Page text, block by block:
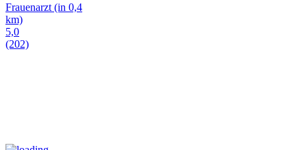
Frauenarzt (in 0,4
km)
5,0
(202)